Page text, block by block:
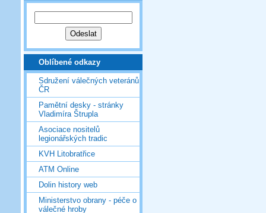
Oblíbené odkazy
Sdružení válečných veteránů
ČR
Pamětní desky - stránky
Vladimíra Štrupla
Asociace nositelů
legionářských tradic
KVH Litobratřice
ATM Online
Dolin history web
Ministerstvo obrany - péče o
válečné hroby